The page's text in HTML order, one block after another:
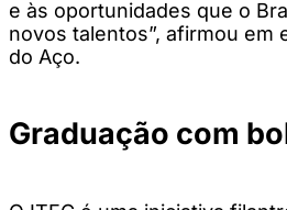
e às oportunidades que o
novos talentos”, afirmou em
do Aço.
Graduação com